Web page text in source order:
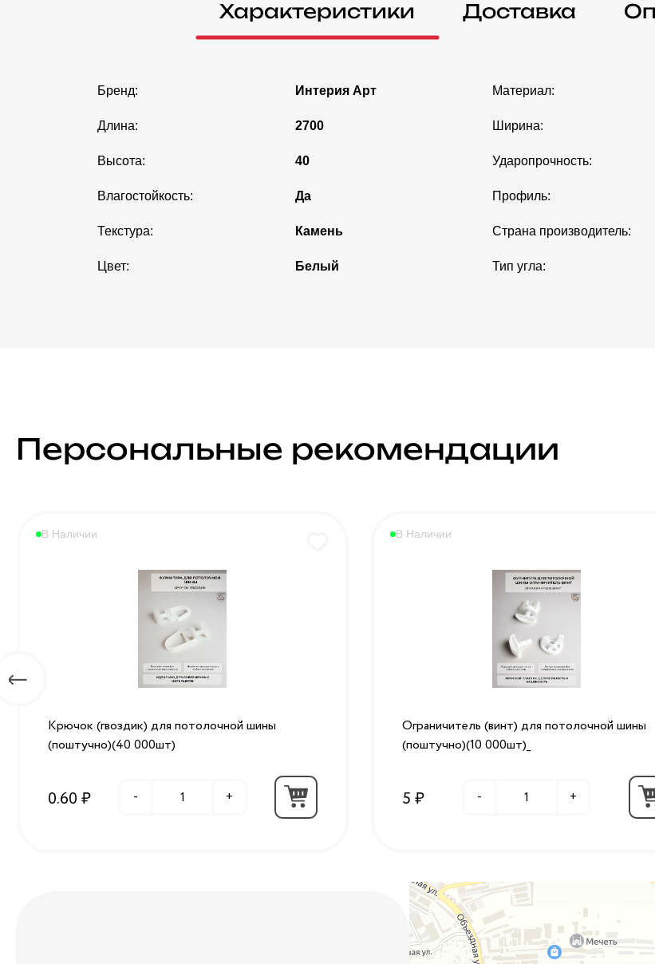
Характеристики Доставка
Бренд: Интерия Арт Материал:
Длина: 2700 Ширина:
Высота: 40 Ударопрочность:
Влагостойкость: Да Профиль:
Текстура: Камень Страна производитель:
Цвет: Белый Тип угла:
Персональные рекомендации
Крючок (гвоздик) для потолочной шины
(поштучно)(40 000шт)
В Наличии
0.60 ₽ - +
Ограничитель (винт) для потолочной шины
(поштучно)(10 000шт)_
В Наличии
5 ₽ - +